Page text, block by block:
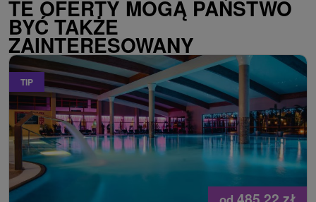
TE OFERTY MOGĄ PAŃSTWO
BYĆ TAKŻE
ZAINTERESOWANY
TIP